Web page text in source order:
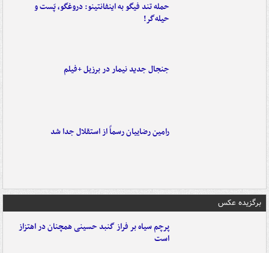
حمله تند فیگو به اینفانتینو: دروغگو، پَست‌ و
حیله‌گر!
جنجال جدید نیمار در برزیل +فیلم
رامین رضاییان رسماً از استقلال جدا شد
برگزیده عکس
پرچم سیاه بر فراز گنبد حسینی همچنان در اهتزاز
است